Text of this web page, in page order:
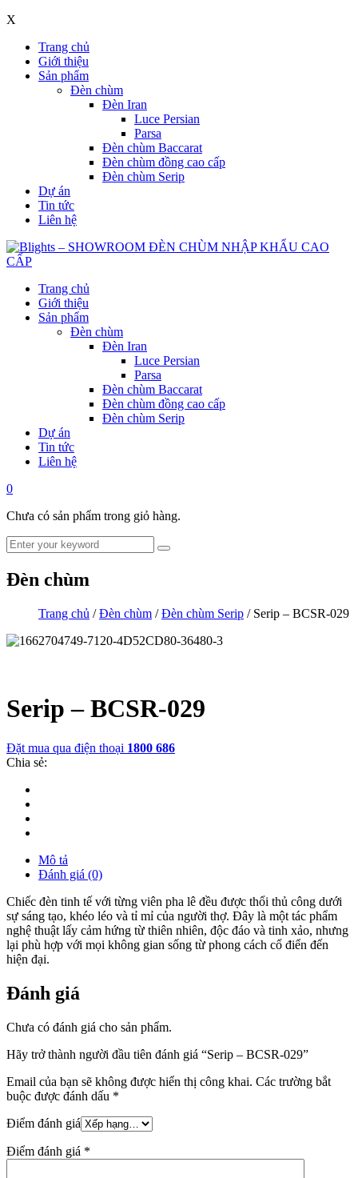
X
Trang chủ
Giới thiệu
Sản phẩm
Đèn chùm
Đèn Iran
Luce Persian
Parsa
Đèn chùm Baccarat
Đèn chùm đồng cao cấp
Đèn chùm Serip
Dự án
Tin tức
Liên hệ
Trang chủ
Giới thiệu
Sản phẩm
Đèn chùm
Đèn Iran
Luce Persian
Parsa
Đèn chùm Baccarat
Đèn chùm đồng cao cấp
Đèn chùm Serip
Dự án
Tin tức
Liên hệ
0
Chưa có sản phẩm trong giỏ hàng.
Đèn chùm
Trang chủ /Đèn chùm /Đèn chùm Serip / Serip – BCSR-029
Serip – BCSR-029
Đặt mua qua điện thoại 1800 686
Chia sẻ:
Mô tả
Đánh giá (0)
Chiếc đèn tinh tế với từng viên pha lê đều được thổi thủ công dưới
sự sáng tạo, khéo léo và tỉ mỉ của người thợ. Đây là một tác phẩm
nghệ thuật lấy cảm hứng từ thiên nhiên, độc đáo và tinh xảo, nhưng
lại phù hợp với mọi không gian sống từ phong cách cổ điển đến
hiện đại.
Đánh giá
Chưa có đánh giá cho sản phẩm.
Hãy trở thành người đầu tiên đánh giá “Serip – BCSR-029”
Email của bạn sẽ không được hiển thị công khai. Các trường bắt
buộc được đánh dấu *
Điểm đánh giá
Điểm đánh giá *